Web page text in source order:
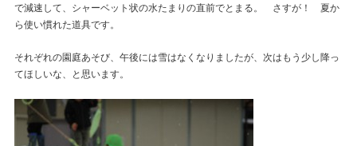
で減速して、シャーベット状の水たまりの直前でとまる。 さすが！ 夏か
ら使い慣れた道具です。
それぞれの園庭あそび、午後には雪はなくなりましたが、次はもう少し降っ
てほしいな、と思います。